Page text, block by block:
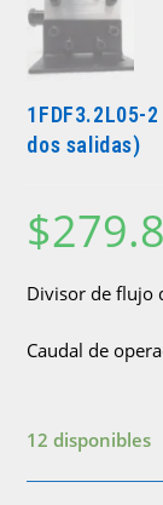
1FDF3.2L05-
dos salidas)
$
Divisor de flujo
Caudal de
12 disponibles